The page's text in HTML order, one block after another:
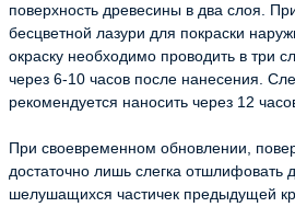
поверхность древесины в два слоя.
бесцветной лазури для покраски
окраску необходимо проводить в три
через 6-10 часов после нанесения.
рекомендуется наносить через 12
При своевременном обновлении,
достаточно лишь слегка отшлифовать
шелушащихся частичек предыдущей